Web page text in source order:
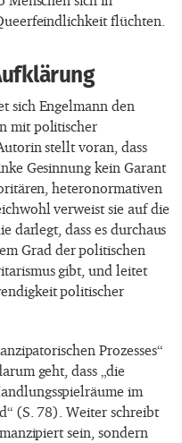
flüchten.
sich Engelmann den
mit politischer
stellt voran, dass
Gesinnung kein Garant
heteronormativen
verweist sie auf die
darlegt, dass es durchaus
Grad der politischen
gibt, und leitet
politischer
Prozesses“
geht, dass „die
im
(S. 78). Weiter schreibt
sein, sondern